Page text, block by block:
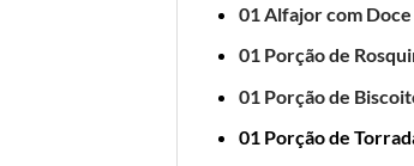
01 Alfajor com
01 Porção de
01 Porção de
01 Porção de